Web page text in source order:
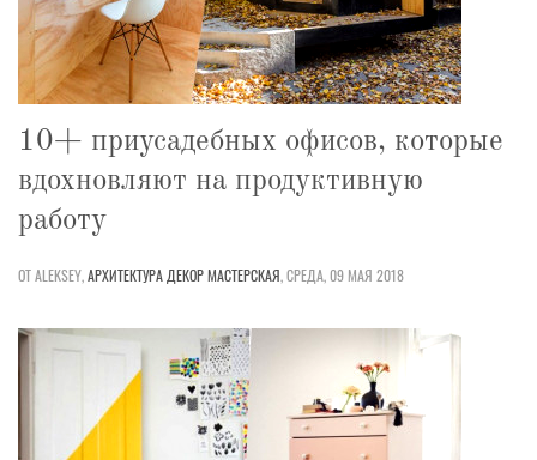
10+ приусадебных офисов, которые
вдохновляют на продуктивную
работу
ОТ ALEKSEY,АРХИТЕКТУРАДЕКОРМАСТЕРСКАЯ,СРЕДА, 09 МАЯ 2018